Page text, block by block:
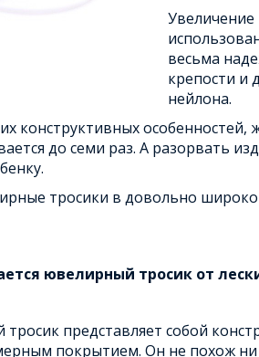
Увеличение
весьма
крепости и
нейлона.
конструктивных
до семи раз. А разорвать
тросики в довольно
ювелирный тросик от
представляет собой
покрытием. Он не похож ни